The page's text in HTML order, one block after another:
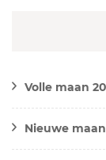
Volle maan
Nieuwe